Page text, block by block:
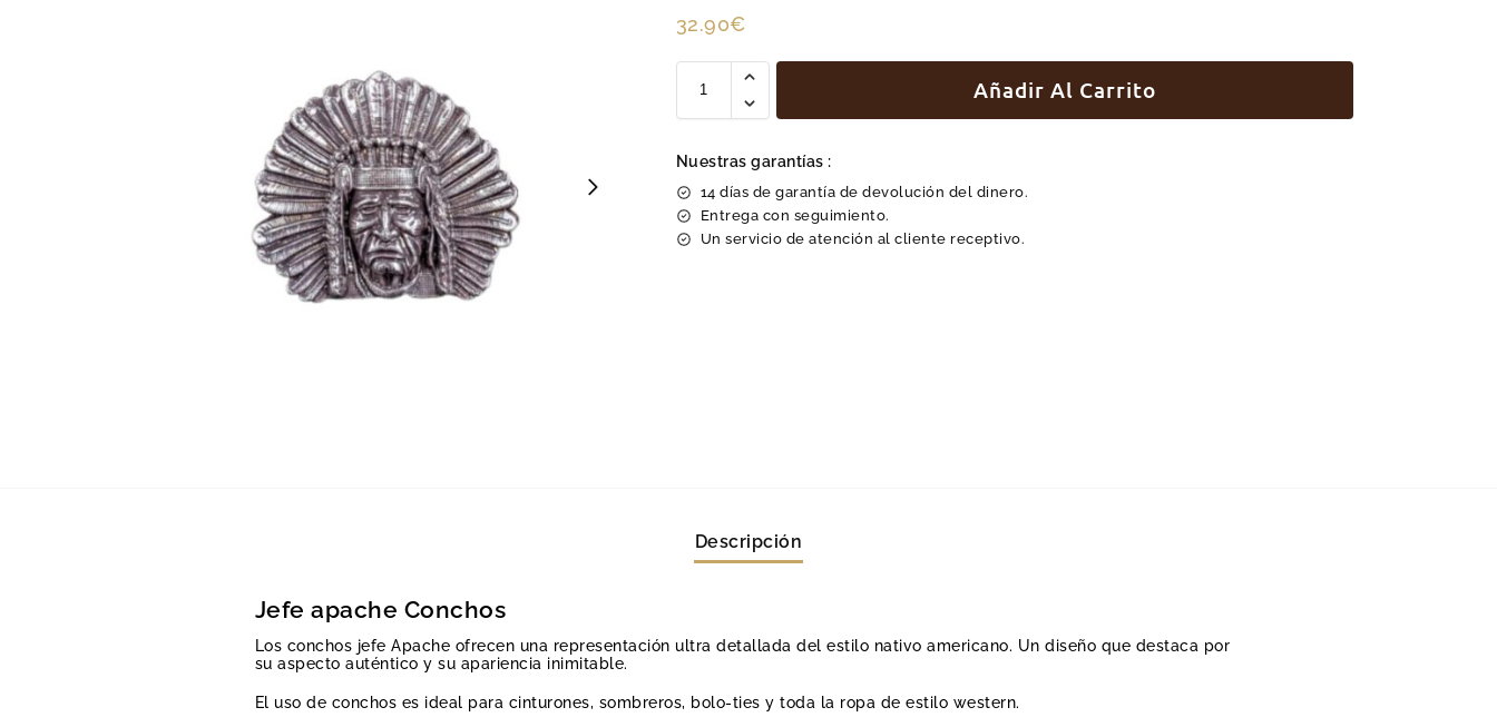
32.90€
Añadir Al Carrito
Nuestras garantías :
14 días de garantía de devolución del dinero.
Entrega con seguimiento.
Un servicio de atención al cliente receptivo.
Descripción
Jefe apache Conchos
Los conchos jefe Apache ofrecen una representación ultra detallada del estilo nativo americano. Un diseño que destaca por
su aspecto auténtico y su apariencia inimitable.
El uso de conchos es ideal para cinturones, sombreros, bolo-ties y toda la ropa de estilo western.